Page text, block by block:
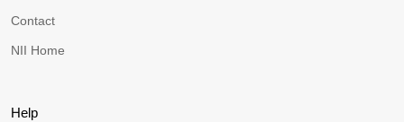
Contact
NII Home
Help